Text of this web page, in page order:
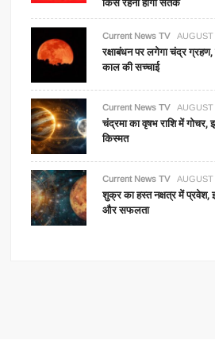
Current News TV
रक्षाबंधन पर लगेगा चंद्र
काल की सच्चाई
Current News TV
चंद्रमा का वृषभ राशि में गोचर,
किस्मत
Current News TV
शुक्र का हस्त नक्षत्र में प्रवेश,
और सफलता